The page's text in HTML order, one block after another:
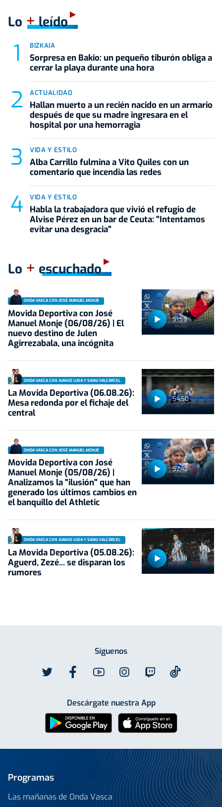
Lo +leído
BIZKAIA
Sorpresa en Bakio: un pequeño tiburón obliga a
cerrar la playa durante una hora
ACTUALIDAD
Hallan muerto a un recién nacido en un armario
después de que su madre ingresara en el
hospital por una hemorragia
VIDA Y ESTILO
Alba Carrillo fulmina a Vito Quiles con un
comentario que incendia las redes
VIDA Y ESTILO
Habla la trabajadora que vivió el refugio de
Alvise Pérez en un bar de Ceuta: "Intentamos
evitar una desgracia"
Lo + escuchado
51:59
ONDA VASCA CON JOSÉ MANUEL MONJE
Movida Deportiva con José
Manuel Monje (06/08/26) | El
nuevo destino de Julen
Agirrezabala, una incógnita
54:50
ONDA VASCA CON JUANJO LUSA Y SAMU VALCÁRCEL
La Movida Deportiva (06.08.26):
Mesa redonda por el fichaje del
central
52:42
ONDA VASCA CON JOSÉ MANUEL MONJE
Movida Deportiva con José
Manuel Monje (05/08/26) |
Analizamos la "ilusión" que han
generado los últimos cambios en
el banquillo del Athletic
55:18
ONDA VASCA CON JUANJO LUSA Y SAMU VALCÁRCEL
La Movida Deportiva (05.08.26):
Aguerd, Zezé... se disparan los
rumores
Síguenos
Descárgate nuestra App
Programas
Las mañanas de Onda Vasca